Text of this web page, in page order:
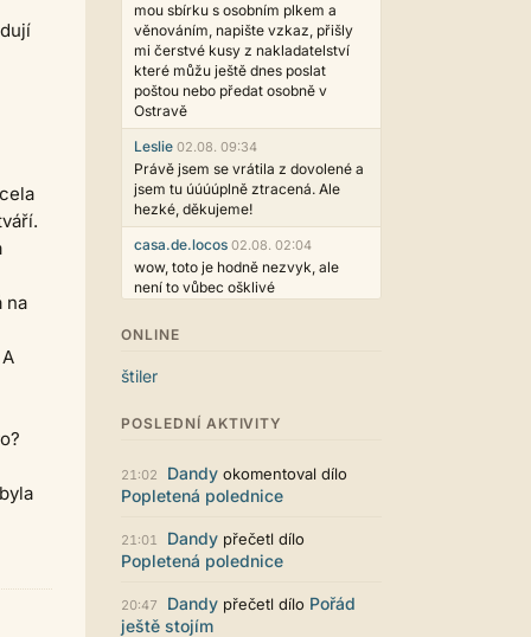
na
mou sbírku s osobním plkem a
věnováním, napište vzkaz, přišly
mi čerstvé kusy z nakladatelství
které můžu ještě dnes poslat
poštou nebo předat osobně v
Ostravě
Leslie 02.08. 09:34
Právě jsem se vrátila z dovolené a
jsem tu úúúúplně ztracená. Ale
hezké, děkujeme!
casa.de.locos 02.08. 02:04
wow, toto je hodně nezvyk, ale
není to vůbec ošklivé
Už i počet přečtení jde vidět,
reklama co zasahovala do chatu je
myslím také už v pořádku,
Líbí se mi tmavá varianta nového
vzhledu. Na některých místech
jsou sice mezi prvky příliš velké
určitě to půjde upravit místním
stylem... Celkově je styl dobře
puero 29.07. 11:53
ONLINE
štiler
POSLEDNÍ AKTIVITY
21:02 Dandy okomentoval dílo
Popletená polednice
21:01 Dandy přečetl dílo
Popletená polednice
20:47 Dandy přečetl dílo Pořád
ještě stojím